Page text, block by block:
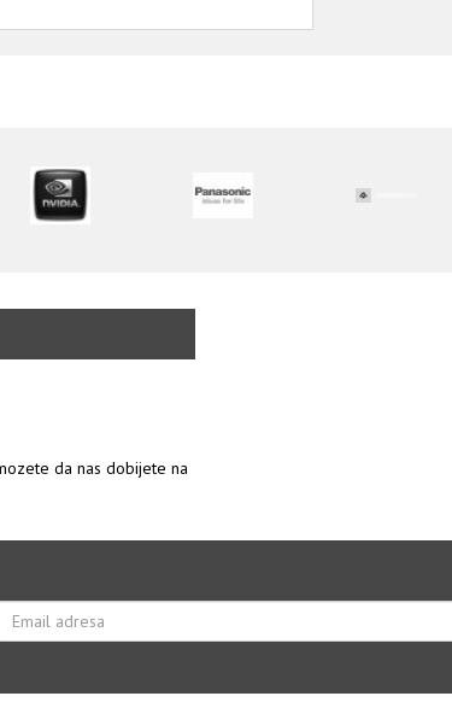
da nas dobijete na